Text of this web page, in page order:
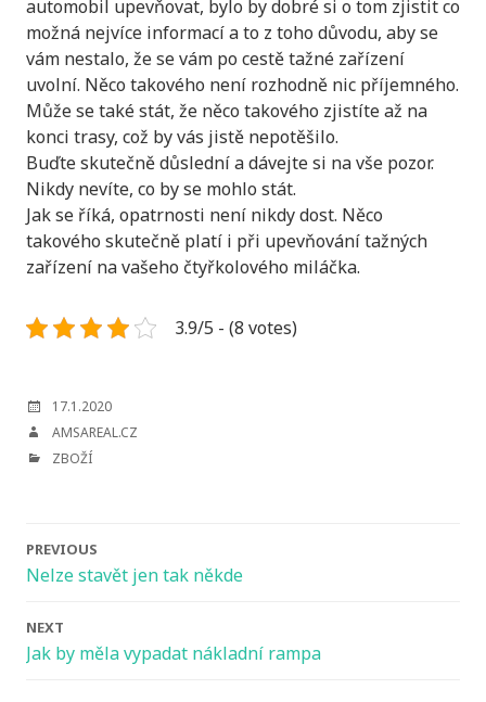
automobil upevňovat, bylo by dobré si o tom zjistit co
možná nejvíce informací a to z toho důvodu, aby se
vám nestalo, že se vám po cestě tažné zařízení
uvolní. Něco takového není rozhodně nic příjemného.
Může se také stát, že něco takového zjistíte až na
konci trasy, což by vás jistě nepotěšilo.
Buďte skutečně důslední a dávejte si na vše pozor.
Nikdy nevíte, co by se mohlo stát.
Jak se říká, opatrnosti není nikdy dost. Něco
takového skutečně platí i při upevňování tažných
zařízení na vašeho čtyřkolového miláčka.
3.9/5 - (8 votes)
POSTED
17.1.2020
AUTHOR
AMSAREAL.CZ
CATEGORIES
ZBOŽÍ
Post
navigation
PREVIOUS
Nelze stavět jen tak někde
NEXT
Jak by měla vypadat nákladní rampa